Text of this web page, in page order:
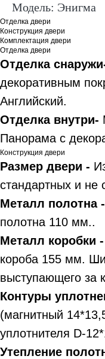
Модель: Энигма
Отделка двери
Конструкция двери
Комплектация двери
Отделка двери
Отделка
декоративным
Английский.
Отделка внутри-
Панорама с
Конструкция двери
Размер двери -
стандартных и не
Металл полотна -
полотна 110 мм..
Металл коробки -
короба 155 мм.
выступающего за
Контуры
(магнитный
уплотнителя D-
Утепление